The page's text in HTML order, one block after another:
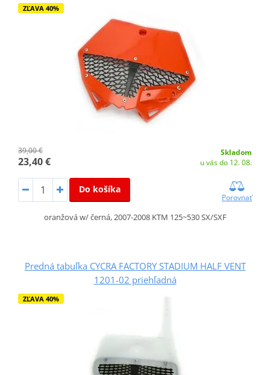
ZĽAVA 40%
39,00 €
23,40 €
Skladom
u vás do 12. 08.
Do košíka
Porovnať
oranžová w/ černá, 2007-2008 KTM 125~530 SX/SXF
Predná tabuľka CYCRA FACTORY STADIUM HALF VENT
1201-02 priehľadná
ZĽAVA 40%